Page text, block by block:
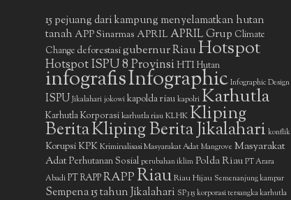
15 pejuang dari kampung menyelamatkan hutan
tanah APP Sinarmas APRIL APRIL Grup Climate
Change deforestasigubernur RiauHotspot
Hotspot ISPU 8 ProvinsiHTIHutan
infografisInfographic Infographic Design
ISPU Jikalahari jokowi kapolda riau kapolri Karhutla
Karhutla Korporasi karhutla riau KLHKKliping
BeritaKliping Berita Jikalahari konflik
Korupsi KPK Kriminalisasi Masyarakat Adat Mangrove Masyarakat
AdatPerhutanan Sosial perubahan iklim Polda Riau PT Arara
Abadi PT RAPPRAPPRiauRiau Hijau Semenanjung kampar
Sempena 15 tahun Jikalahari SP3 15 korporasi tersangka karhutla